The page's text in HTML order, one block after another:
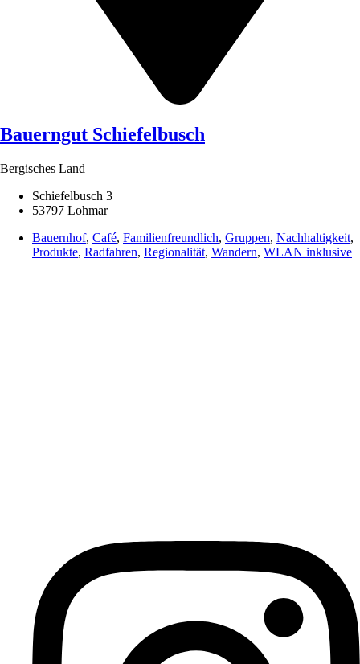
Bauerngut Schiefelbusch
Bergisches Land
Schiefelbusch 3
53797 Lohmar
Bauernhof, Café, Familienfreundlich, Gruppen, Nachhaltigkeit,
Produkte, Radfahren, Regionalität, Wandern, WLAN inklusive